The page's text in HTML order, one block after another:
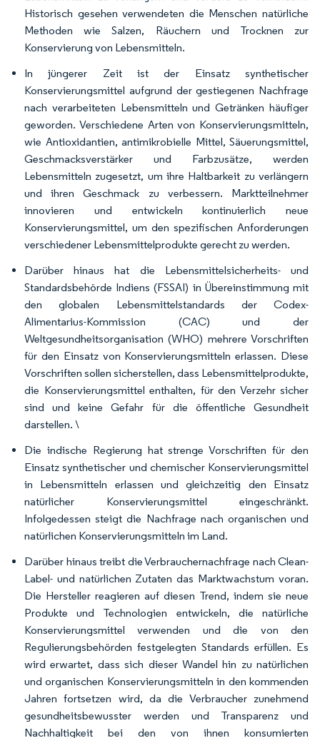
Historisch gesehen verwendeten die Menschen natürliche
Methoden wie Salzen, Räuchern und Trocknen zur
Konservierung von Lebensmitteln.
In jüngerer Zeit ist der Einsatz synthetischer
Konservierungsmittel aufgrund der gestiegenen Nachfrage
nach verarbeiteten Lebensmitteln und Getränken häufiger
geworden. Verschiedene Arten von Konservierungsmitteln,
wie Antioxidantien, antimikrobielle Mittel, Säuerungsmittel,
Geschmacksverstärker und Farbzusätze, werden
Lebensmitteln zugesetzt, um ihre Haltbarkeit zu verlängern
und ihren Geschmack zu verbessern. Marktteilnehmer
innovieren und entwickeln kontinuierlich neue
Konservierungsmittel, um den spezifischen Anforderungen
verschiedener Lebensmittelprodukte gerecht zu werden.
Darüber hinaus hat die Lebensmittelsicherheits- und
Standardsbehörde Indiens (FSSAI) in Übereinstimmung mit
den globalen Lebensmittelstandards der Codex-
Alimentarius-Kommission (CAC) und der
Weltgesundheitsorganisation (WHO) mehrere Vorschriften
für den Einsatz von Konservierungsmitteln erlassen. Diese
Vorschriften sollen sicherstellen, dass Lebensmittelprodukte,
die Konservierungsmittel enthalten, für den Verzehr sicher
sind und keine Gefahr für die öffentliche Gesundheit
darstellen. \
Die indische Regierung hat strenge Vorschriften für den
Einsatz synthetischer und chemischer Konservierungsmittel
in Lebensmitteln erlassen und gleichzeitig den Einsatz
natürlicher Konservierungsmittel eingeschränkt.
Infolgedessen steigt die Nachfrage nach organischen und
natürlichen Konservierungsmitteln im Land.
Darüber hinaus treibt die Verbrauchernachfrage nach Clean-
Label- und natürlichen Zutaten das Marktwachstum voran.
Die Hersteller reagieren auf diesen Trend, indem sie neue
Produkte und Technologien entwickeln, die natürliche
Konservierungsmittel verwenden und die von den
Regulierungsbehörden festgelegten Standards erfüllen. Es
wird erwartet, dass sich dieser Wandel hin zu natürlichen
und organischen Konservierungsmitteln in den kommenden
Jahren fortsetzen wird, da die Verbraucher zunehmend
gesundheitsbewusster werden und Transparenz und
Nachhaltigkeit bei den von ihnen konsumierten